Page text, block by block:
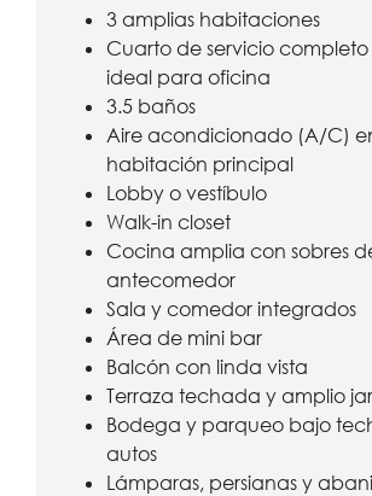
3 amplias habitaciones
Cuarto de servicio
ideal para oficina
3.5 baños
Aire acondicionado (A/C)
habitación principal
Lobby o vestíbulo
Walk-in closet
Cocina amplia con sobres
antecomedor
Sala y comedor integrados
Área de mini bar
Balcón con linda vista
Terraza techada y amplio
Bodega y parqueo bajo
autos
Lámparas, persianas y